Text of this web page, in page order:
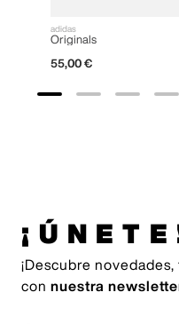
adidas
Originals
55,00 €
¡Descubre
con nuestra